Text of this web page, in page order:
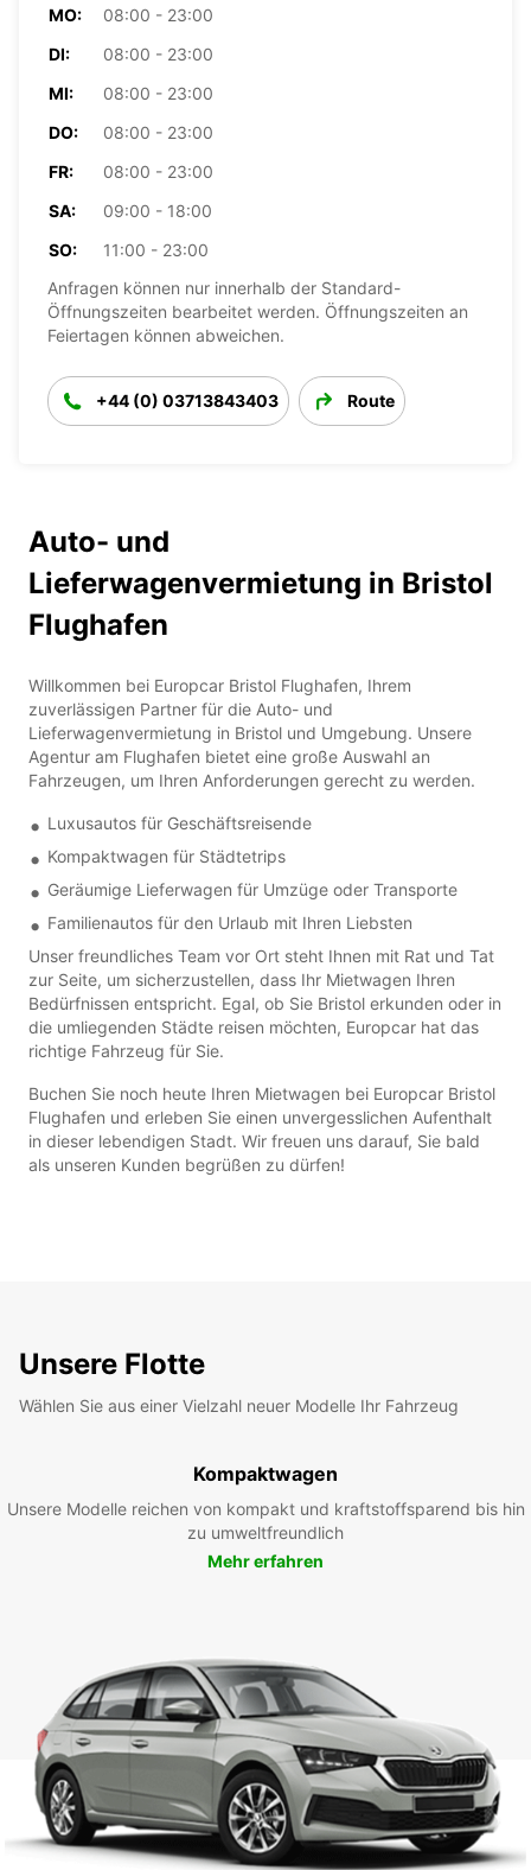
MO:
08:00 - 23:00
DI:
08:00 - 23:00
MI:
08:00 - 23:00
DO:
08:00 - 23:00
FR:
08:00 - 23:00
SA:
09:00 - 18:00
SO:
11:00 - 23:00
Anfragen können nur innerhalb der Standard-
Öffnungszeiten bearbeitet werden. Öffnungszeiten an
Feiertagen können abweichen.
+44 (0) 03713843403 Route
Auto- und
Lieferwagenvermietung in Bristol
Flughafen
Willkommen bei Europcar Bristol Flughafen, Ihrem
zuverlässigen Partner für die Auto- und
Lieferwagenvermietung in Bristol und Umgebung. Unsere
Agentur am Flughafen bietet eine große Auswahl an
Fahrzeugen, um Ihren Anforderungen gerecht zu werden.
Luxusautos für Geschäftsreisende
Kompaktwagen für Städtetrips
Geräumige Lieferwagen für Umzüge oder Transporte
Familienautos für den Urlaub mit Ihren Liebsten
Unser freundliches Team vor Ort steht Ihnen mit Rat und Tat
zur Seite, um sicherzustellen, dass Ihr Mietwagen Ihren
Bedürfnissen entspricht. Egal, ob Sie Bristol erkunden oder in
die umliegenden Städte reisen möchten, Europcar hat das
richtige Fahrzeug für Sie.
Buchen Sie noch heute Ihren Mietwagen bei Europcar Bristol
Flughafen und erleben Sie einen unvergesslichen Aufenthalt
in dieser lebendigen Stadt. Wir freuen uns darauf, Sie bald
als unseren Kunden begrüßen zu dürfen!
Unsere Flotte
Wählen Sie aus einer Vielzahl neuer Modelle Ihr Fahrzeug
Kompaktwagen
Unsere Modelle reichen von kompakt und kraftstoffsparend bis hin
zu umweltfreundlich
Mehr erfahren